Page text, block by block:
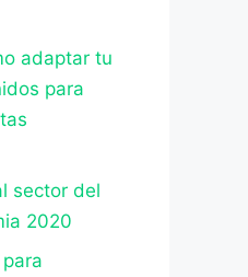
adaptar tu
para
sector del
2020